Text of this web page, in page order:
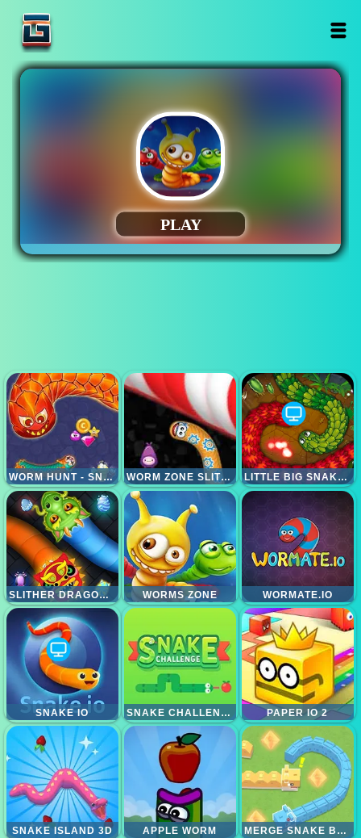
WORM HUNT - SNAKE GAME IO WORM ZONE WORM ZONE SLITHER LITTLE BIG SNAKE IO
SLITHER DRAGON IO WORMS ZONE WORMATE.IO
SNAKE IO SNAKE CHALLENGE PAPER IO 2
SNAKE ISLAND 3D APPLE WORM MERGE SNAKE BATTLE